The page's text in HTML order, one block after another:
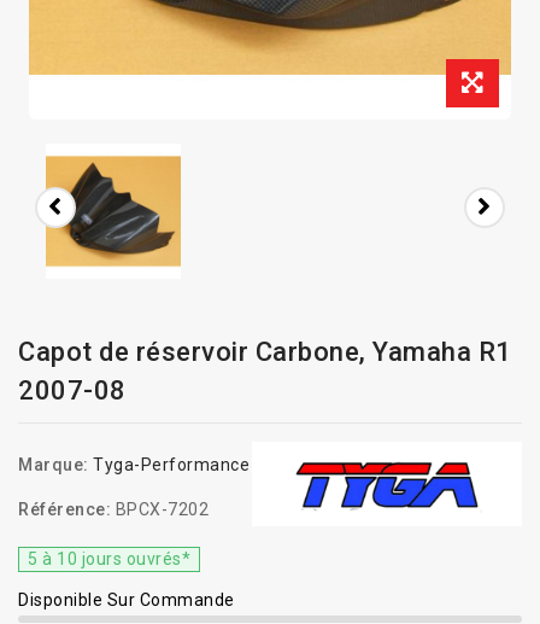
Capot de réservoir Carbone, Yamaha R1
2007-08
Marque: Tyga-Performance
Référence: BPCX-7202
5 à 10 jours ouvrés*
Disponible Sur Commande